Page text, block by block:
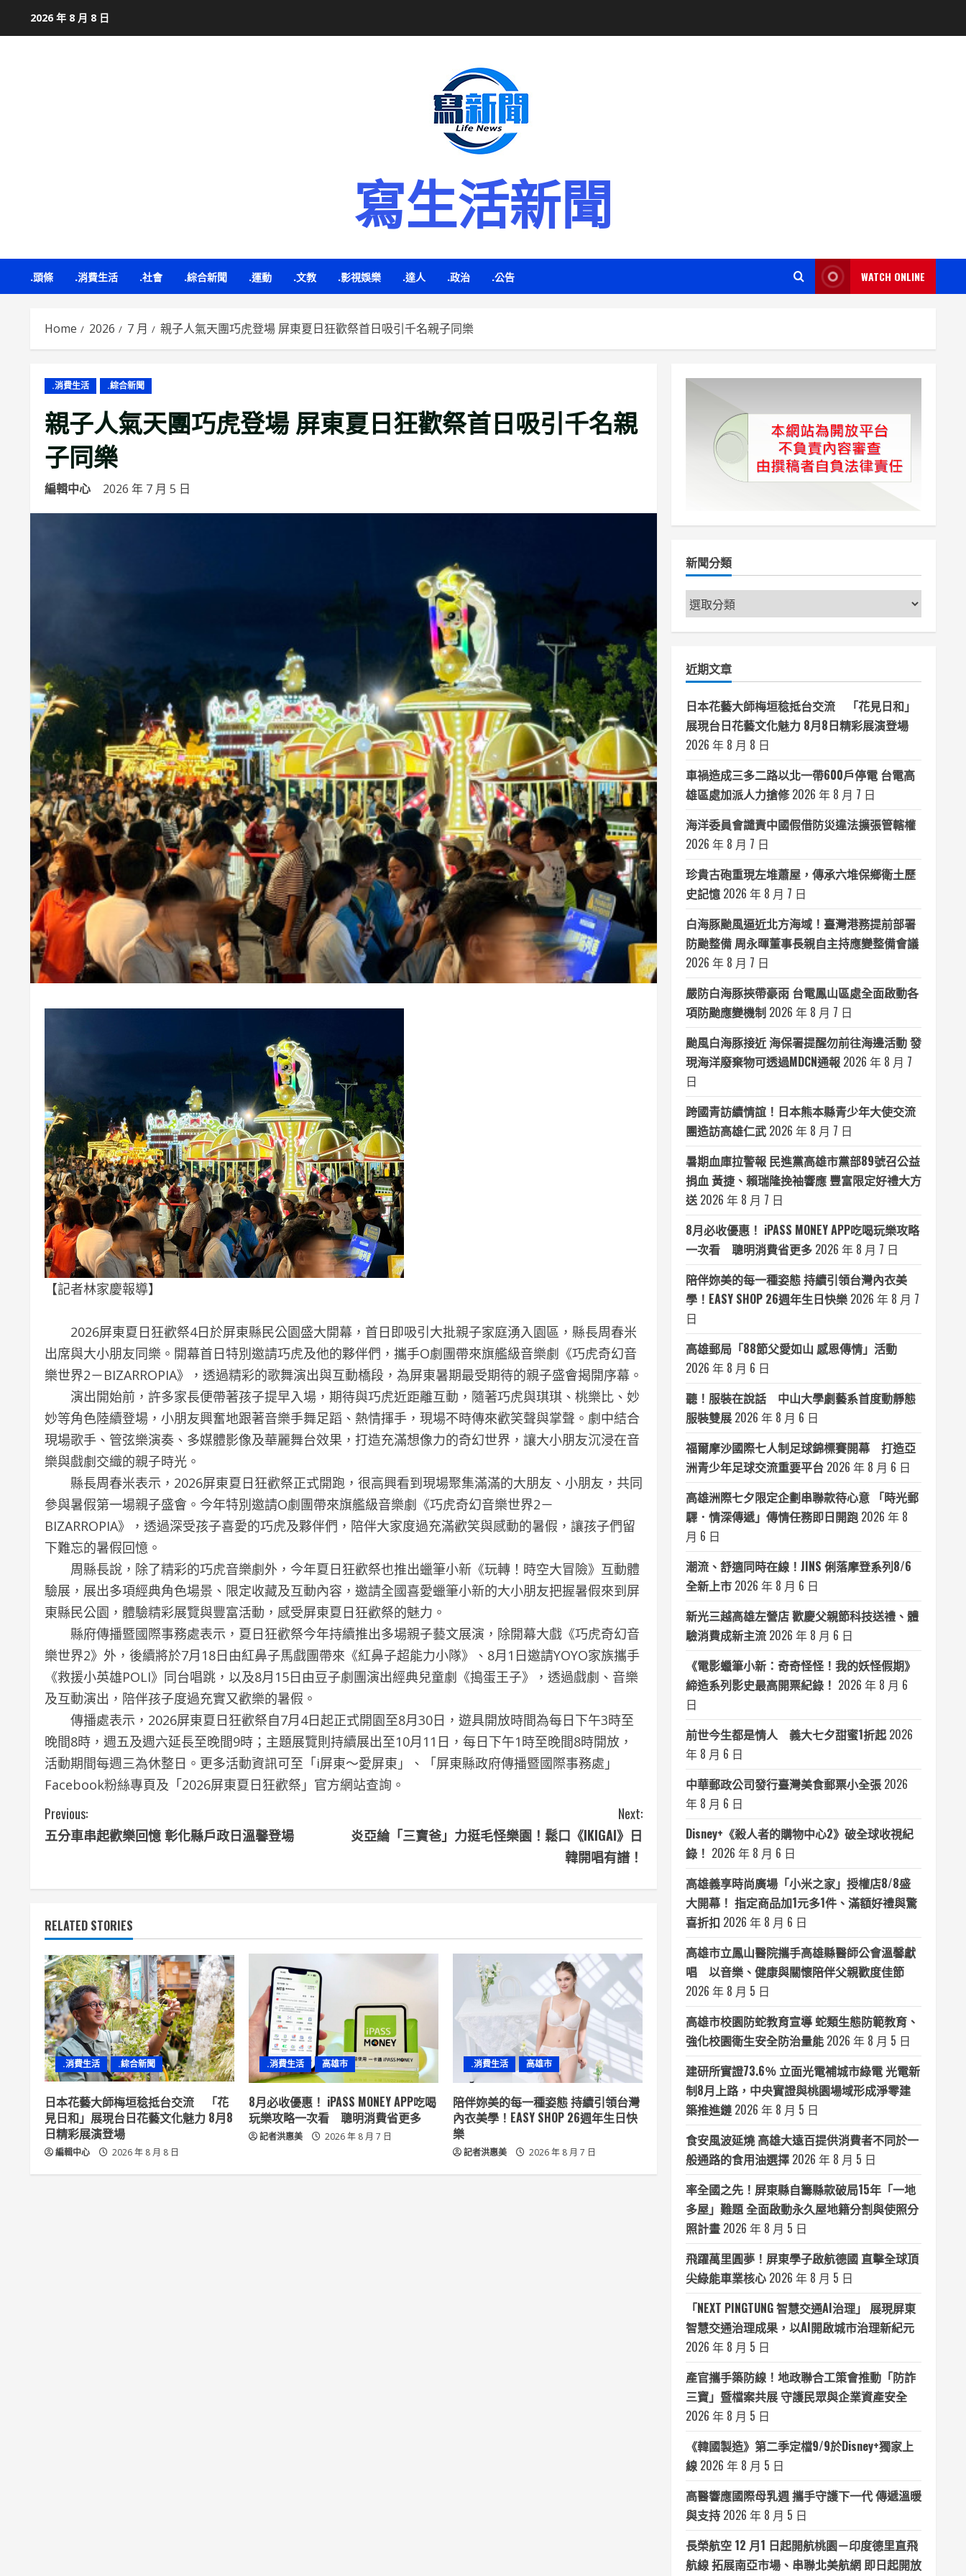
2026 年 8 月 8 日
寫生活新聞
.頭條 .消費生活 .社會 .綜合新聞 .運動 .文教 .影視娛樂 .達人 .政治 .公告 WATCH ONLINE
Home 2026 7 月 親子人氣天團巧虎登場 屏東夏日狂歡祭首日吸引千名親子同樂
.消費生活 .綜合新聞
親子人氣天團巧虎登場 屏東夏日狂歡祭首日吸引千名親
子同樂
編輯中心 2026 年 7 月 5 日
【記者林家慶報導】
2026屏東夏日狂歡祭4日於屏東縣民公園盛大開幕，首日即吸引大批親子家庭湧入園區，縣長周春米
出席與大小朋友同樂。開幕首日特別邀請巧虎及他的夥伴們，攜手O劇團帶來旗艦級音樂劇《巧虎奇幻音
樂世界2－BIZARROPIA》，透過精彩的歌舞演出與互動橋段，為屏東暑期最受期待的親子盛會揭開序幕。
演出開始前，許多家長便帶著孩子提早入場，期待與巧虎近距離互動，隨著巧虎與琪琪、桃樂比、妙
妙等角色陸續登場，小朋友興奮地跟著音樂手舞足蹈、熱情揮手，現場不時傳來歡笑聲與掌聲。劇中結合
現場歌手、管弦樂演奏、多媒體影像及華麗舞台效果，打造充滿想像力的奇幻世界，讓大小朋友沉浸在音
樂與戲劇交織的親子時光。
縣長周春米表示，2026屏東夏日狂歡祭正式開跑，很高興看到現場聚集滿滿的大朋友、小朋友，共同
參與暑假第一場親子盛會。今年特別邀請O劇團帶來旗艦級音樂劇《巧虎奇幻音樂世界2－
BIZARROPIA》，透過深受孩子喜愛的巧虎及夥伴們，陪伴大家度過充滿歡笑與感動的暑假，讓孩子們留
下難忘的暑假回憶。
周縣長說，除了精彩的巧虎音樂劇外，今年夏日狂歡祭也推出蠟筆小新《玩轉！時空大冒險》互動體
驗展，展出多項經典角色場景、限定收藏及互動內容，邀請全國喜愛蠟筆小新的大小朋友把握暑假來到屏
東縣民公園，體驗精彩展覽與豐富活動，感受屏東夏日狂歡祭的魅力。
縣府傳播暨國際事務處表示，夏日狂歡祭今年持續推出多場親子藝文展演，除開幕大戲《巧虎奇幻音
樂世界2》外，後續將於7月18日由紅鼻子馬戲團帶來《紅鼻子超能力小隊》、8月1日邀請YOYO家族攜手
《救援小英雄POLI》同台唱跳，以及8月15日由豆子劇團演出經典兒童劇《搗蛋王子》，透過戲劇、音樂
及互動演出，陪伴孩子度過充實又歡樂的暑假。
傳播處表示，2026屏東夏日狂歡祭自7月4日起正式開園至8月30日，遊具開放時間為每日下午3時至
晚間8時，週五及週六延長至晚間9時；主題展覽則持續展出至10月11日，每日下午1時至晚間8時開放，
活動期間每週三為休整日。更多活動資訊可至「i屏東～愛屏東」、「屏東縣政府傳播暨國際事務處」
Facebook粉絲專頁及「2026屏東夏日狂歡祭」官方網站查詢。
C
o
i
n
u
e
R
e
a
d
i
Previous:
五分車串起歡樂回憶 彰化縣戶政日溫馨登場
Next:
炎亞綸「三寶爸」力挺毛怪樂園！鬆口《IKIGAI》日
韓開唱有譜！
RELATED STORIES
.消費生活 .綜合新聞
日本花藝大師梅垣稔抵台交流 「花
見日和」展現台日花藝文化魅力 8月8
日精彩展演登場
編輯中心 2026 年 8 月 8 日
.消費生活 高雄市
8月必收優惠！ iPASS MONEY APP吃喝
玩樂攻略一次看 聰明消費省更多
記者洪惠美 2026 年 8 月 7 日
.消費生活 高雄市
陪伴妳美的每一種姿態 持續引領台灣
內衣美學！EASY SHOP 26週年生日快
樂
記者洪惠美 2026 年 8 月 7 日
新聞分類
新
聞
分
近期文章
日本花藝大師梅垣稔抵台交流 「花見日和」
展現台日花藝文化魅力 8月8日精彩展演登場
2026 年 8 月 8 日
車禍造成三多二路以北一帶600戶停電 台電高
雄區處加派人力搶修 2026 年 8 月 7 日
海洋委員會譴責中國假借防災違法擴張管轄權
2026 年 8 月 7 日
珍貴古砲重現左堆蕭屋，傳承六堆保鄉衛土歷
史記憶 2026 年 8 月 7 日
白海豚颱風逼近北方海域！臺灣港務提前部署
防颱整備 周永暉董事長親自主持應變整備會議
2026 年 8 月 7 日
嚴防白海豚挾帶豪雨 台電鳳山區處全面啟動各
項防颱應變機制 2026 年 8 月 7 日
颱風白海豚接近 海保署提醒勿前往海邊活動 發
現海洋廢棄物可透過MDCN通報 2026 年 8 月 7
日
跨國青訪續情誼！日本熊本縣青少年大使交流
團造訪高雄仁武 2026 年 8 月 7 日
暑期血庫拉警報 民進黨高雄市黨部89號召公益
捐血 黃捷、賴瑞隆挽袖響應 豐富限定好禮大方
送 2026 年 8 月 7 日
8月必收優惠！ iPASS MONEY APP吃喝玩樂攻略
一次看 聰明消費省更多 2026 年 8 月 7 日
陪伴妳美的每一種姿態 持續引領台灣內衣美
學！EASY SHOP 26週年生日快樂 2026 年 8 月 7
日
高雄郵局「88節父愛如山 感恩傳情」活動
2026 年 8 月 6 日
聽！服裝在說話 中山大學劇藝系首度動靜態
服裝雙展 2026 年 8 月 6 日
福爾摩沙國際七人制足球錦標賽開幕 打造亞
洲青少年足球交流重要平台 2026 年 8 月 6 日
高雄洲際七夕限定企劃串聯款待心意 「時光郵
驛．情深傳遞」傳情任務即日開跑 2026 年 8
月 6 日
潮流、舒適同時在線！JINS 俐落摩登系列8/6
全新上市 2026 年 8 月 6 日
新光三越高雄左營店 歡慶父親節科技送禮、體
驗消費成新主流 2026 年 8 月 6 日
《電影蠟筆小新：奇奇怪怪！我的妖怪假期》
締造系列影史最高開票紀錄！ 2026 年 8 月 6
日
前世今生都是情人 義大七夕甜蜜1折起 2026
年 8 月 6 日
中華郵政公司發行臺灣美食郵票小全張 2026
年 8 月 6 日
Disney+《殺人者的購物中心2》破全球收視紀
錄！ 2026 年 8 月 6 日
高雄義享時尚廣場「小米之家」授權店8/8盛
大開幕！ 指定商品加1元多1件、滿額好禮與驚
喜折扣 2026 年 8 月 6 日
高雄市立鳳山醫院攜手高雄縣醫師公會溫馨獻
唱 以音樂、健康與關懷陪伴父親歡度佳節
2026 年 8 月 5 日
高雄市校園防蛇教育宣導 蛇類生態防範教育、
強化校園衛生安全防治量能 2026 年 8 月 5 日
建研所實證73.6％ 立面光電補城市綠電 光電新
制8月上路，中央實證與桃園場域形成淨零建
築推進鏈 2026 年 8 月 5 日
食安風波延燒 高雄大遠百提供消費者不同於一
般通路的食用油選擇 2026 年 8 月 5 日
率全國之先！屏東縣自籌縣款破局15年「一地
多屋」難題 全面啟動永久屋地籍分割與使照分
照計畫 2026 年 8 月 5 日
飛躍萬里圓夢！屏東學子啟航德國 直擊全球頂
尖綠能車業核心 2026 年 8 月 5 日
「NEXT PINGTUNG 智慧交通AI治理」 展現屏東
智慧交通治理成果，以AI開啟城市治理新紀元
2026 年 8 月 5 日
產官攜手築防線！地政聯合工策會推動「防詐
三寶」暨檔案共展 守護民眾與企業資產安全
2026 年 8 月 5 日
《韓國製造》第二季定檔9/9於Disney+獨家上
線 2026 年 8 月 5 日
高醫響應國際母乳週 攜手守護下一代 傳遞溫暖
與支持 2026 年 8 月 5 日
長榮航空 12 月1 日起開航桃園－印度德里直飛
航線 拓展南亞市場、串聯北美航網 即日起開放